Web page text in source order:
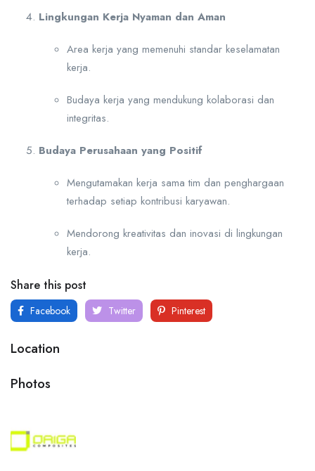
Lingkungan Kerja Nyaman dan Aman
Area kerja yang memenuhi standar keselamatan
kerja.
Budaya kerja yang mendukung kolaborasi dan
integritas.
Budaya Perusahaan yang Positif
Mengutamakan kerja sama tim dan penghargaan
terhadap setiap kontribusi karyawan.
Mendorong kreativitas dan inovasi di lingkungan
kerja.
Share this post
Facebook Twitter Pinterest
Location
Photos